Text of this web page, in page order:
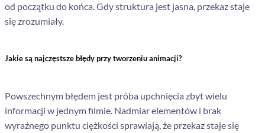
od początku do końca. Gdy struktura jest jasna, przekaz staje
się zrozumiały.
Jakie są najczęstsze błędy przy tworzeniu animacji?
Powszechnym błędem jest próba upchnięcia zbyt wielu
informacji w jednym filmie. Nadmiar elementów i brak
wyraźnego punktu ciężkości sprawiają, że przekaz staje się